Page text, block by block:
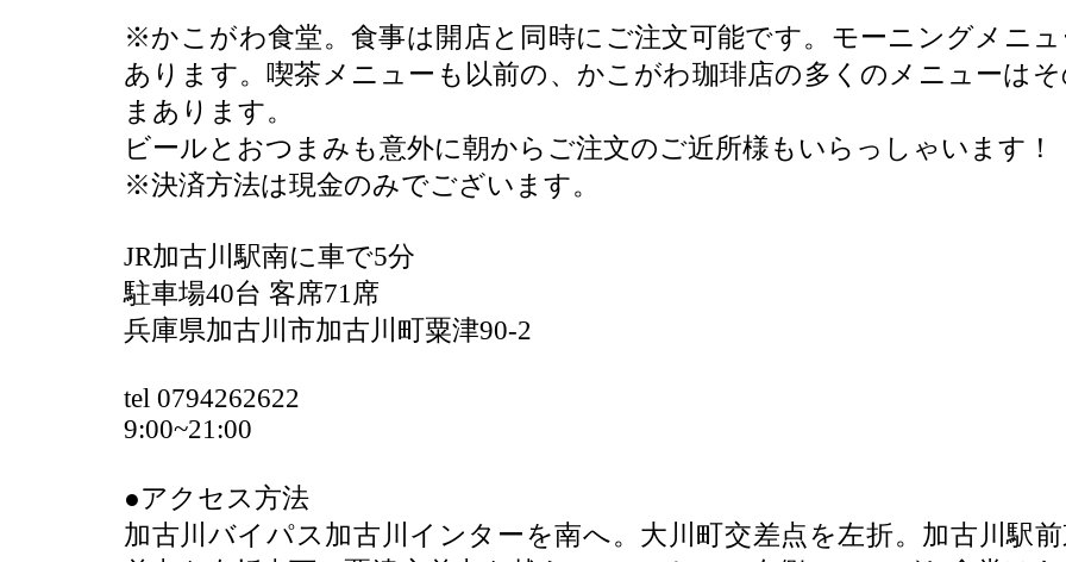
※かこがわ食堂。食事は開店と同時にご注文可能です。モーニングメニ
あります。喫茶メニューも以前の、かこがわ珈琲店の多くのメニューは
まあります。
ビールとおつまみも意外に朝からご注文のご近所様もいらっしゃいます！
※決済方法は現金のみでございます。
JR加古川駅南に車で5分
駐車場40台 客席71席
兵庫県加古川市加古川町粟津90-2
tel 0794262622
9:00~21:00
●アクセス方法
加古川バイパス加古川インターを南へ。大川町交差点を左折。加古川駅